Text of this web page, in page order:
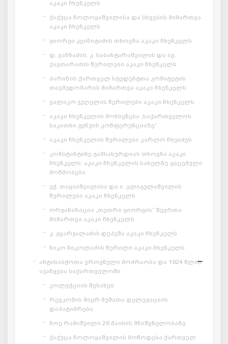
აკაკი ჩხენკელს
ქაქუცა ჩოლოყაშვილისა და სხვების მიმართვა
აკაკი ჩხენკელს
გიორგი კვინიტაძის თხოვნა აკაკი ჩხენკელს
დ. ვაჩნაძის, კ. საბახტარაშვილის და ივ.
ქავთარაძის წერილები აკაკი ჩხენკელს
პარიზის ქართველ სტუდენტთა კომიტეტის
თავმჯდომარის მიმართვა აკაკი ჩხენკელს
ვალიკო ჯუღელის წერილები აკაკი ჩხენკელს
აკაკი ჩხენკელის მოხსენება „საქართველოს
საკითხი გენუის კონფერენციაზე“
აკაკი ჩხენკელის წერილები კარლო ჩხეიძეს
კონსტანტინე გამსახურდიას თხოვნა აკაკი
ჩხენკელს; აკაკი ჩხენკელის სახელზე გაცემული
მოწმობები
ექ. თაყაიშვილისა და ი. ელიგულაშვილის
წერილები აკაკი ჩხენკელს
ორგანიზაცია „თეთრი გიორგის“ წევრთა
მიმართვა აკაკი ჩხენკელს
კ. გვარჯალაძის დეპეშა აკაკი ჩხენკელს
ნიკო ნიკოლაძის წერილი აკაკი ჩხენკელს
ანტისაბჭოთა ეროვნული მოძრაობა და 1924 წლის
აჯანყება საქართველოში
კოლექციის შესახებ
რევკომის მიერ მუშათა დელეგაციის
დაპატიმრება
ნოე რამიშვილი 26 მაისის მნიშვნელობაზე
ქაქუცა ჩოლოყაშვილის მოწოდება ქართველ